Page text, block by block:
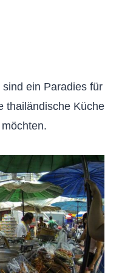
ein Paradies für
thailändische Küche